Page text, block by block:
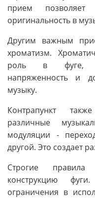
прием позволяет
оригинальность в
Другим важным
хроматизм.
роль в фуге,
напряженность и
музыку.
Контрапункт
различные
модуляции -
другой. Это создает
Строгие правила
конструкцию
ограничения в